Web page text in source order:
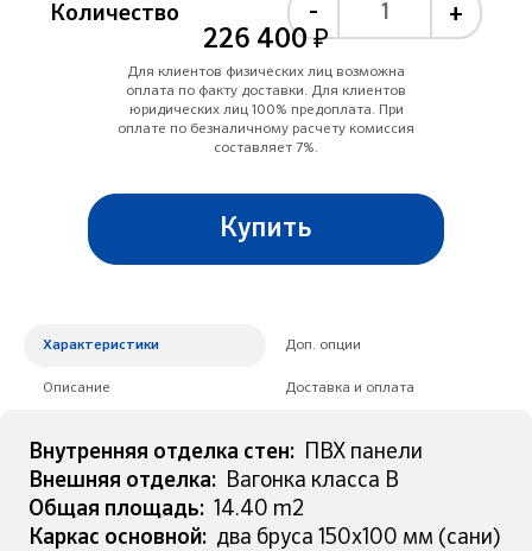
226 400 ₽
Для клиентов физических лиц возможна
оплата по факту доставки. Для клиентов
юридических лиц 100% предоплата. При
оплате по безналичному расчету комиссия
составляет 7%.
- +
Количество
Характеристики Доп. опции
Описание Доставка и оплата
Внутренняя отделка стен:
ПВХ панели
Внешняя отделка:
Вагонка класса B
Общая площадь:
14.40 m2
Каркас основной: два бруса 150х100 мм (сани)